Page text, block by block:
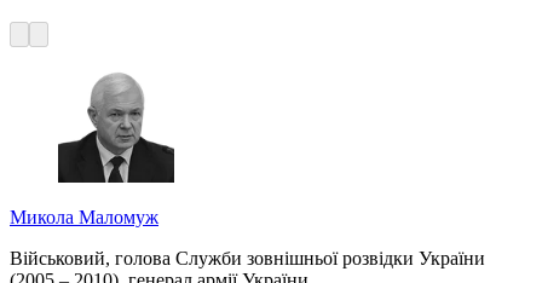
Микола Маломуж
Військовий, голова Служби зовнішньої розвідки України